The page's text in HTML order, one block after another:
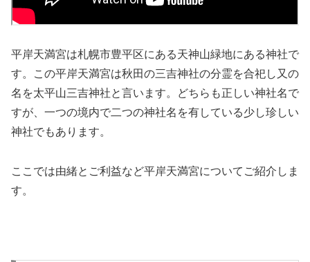
平岸天満宮は札幌市豊平区にある天神山緑地にある神社で
す。この平岸天満宮は秋田の三吉神社の分霊を合祀し又の
名を太平山三吉神社と言います。どちらも正しい神社名で
すが、一つの境内で二つの神社名を有している少し珍しい
神社でもあります。
ここでは由緒とご利益など平岸天満宮についてご紹介しま
す。